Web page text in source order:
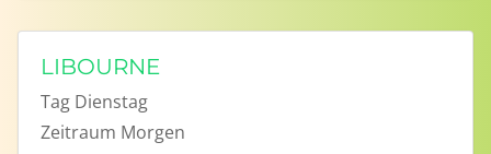
LIBOURNE
Tag Dienstag
Zeitraum Morgen